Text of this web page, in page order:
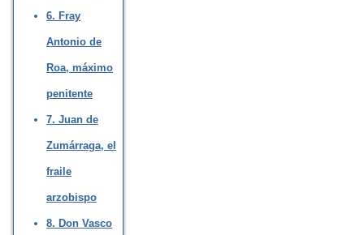
6. Fray
Antonio de
Roa, máximo
penitente
7. Juan de
Zumárraga, el
fraile
arzobispo
8. Don Vasco